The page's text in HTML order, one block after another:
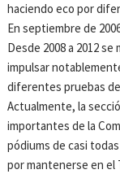
haciendo eco por
En septiembre de
Desde 2008 a 2012
impulsar
diferentes pruebas
Actualmente, la
importantes de la
pódiums de casi
por mantenerse en el